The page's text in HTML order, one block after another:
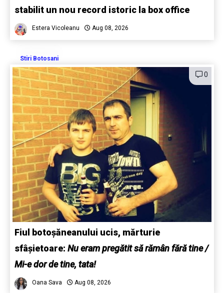
stabilit un nou record istoric la box office
Estera Vicoleanu Aug 08, 2026
Stiri Botosani
0
Fiul botoșăneanului ucis, mărturie
sfâșietoare: Nu eram pregătit să rămân fără tine /
Mi-e dor de tine, tata!
Oana Sava Aug 08, 2026